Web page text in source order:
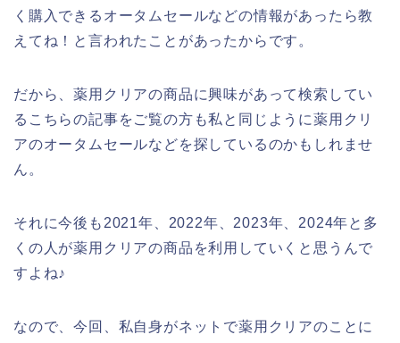
く購入できるオータムセールなどの情報があったら教
えてね！と言われたことがあったからです。
だから、薬用クリアの商品に興味があって検索してい
るこちらの記事をご覧の方も私と同じように薬用クリ
アのオータムセールなどを探しているのかもしれませ
ん。
それに今後も2021年、2022年、2023年、2024年と多
くの人が薬用クリアの商品を利用していくと思うんで
すよね♪
なので、今回、私自身がネットで薬用クリアのことに